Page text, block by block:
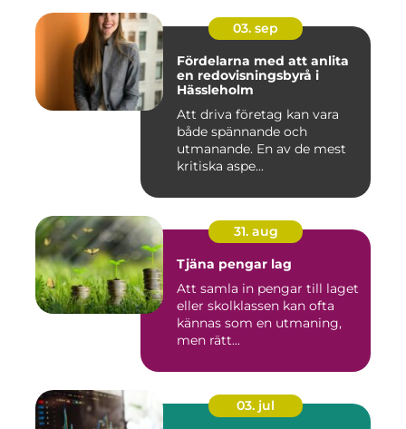
03. sep
Fördelarna med att anlita
en redovisningsbyrå i
Hässleholm
Att driva företag kan vara
både spännande och
utmanande. En av de mest
kritiska aspe...
31. aug
Tjäna pengar lag
Att samla in pengar till laget
eller skolklassen kan ofta
kännas som en utmaning,
men rätt...
03. jul